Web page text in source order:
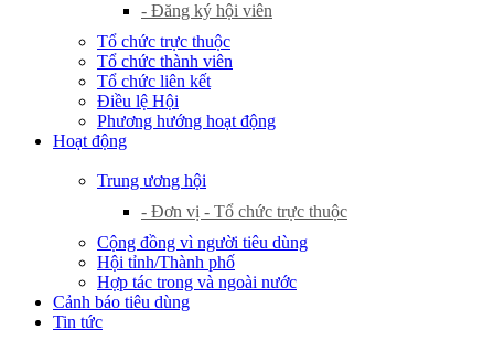
- Đăng ký hội viên
Tổ chức trực thuộc
Tổ chức thành viên
Tổ chức liên kết
Điều lệ Hội
Phương hướng hoạt động
Hoạt động
Trung ương hội
- Đơn vị - Tổ chức trực thuộc
Cộng đồng vì người tiêu dùng
Hội tỉnh/Thành phố
Hợp tác trong và ngoài nước
Cảnh báo tiêu dùng
Tin tức